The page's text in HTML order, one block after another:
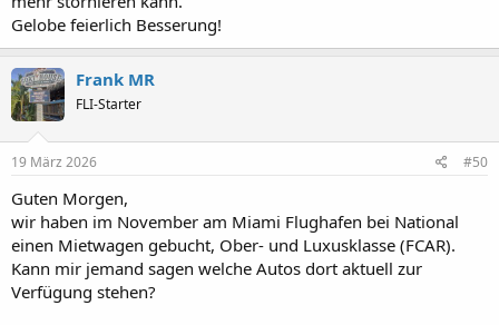
Gelobe feierlich Besserung!
Frank MR
FLI-Starter
19 März 2026 #50
Guten Morgen,
wir haben im November am Miami Flughafen bei National
einen Mietwagen gebucht, Ober- und Luxusklasse (FCAR).
Kann mir jemand sagen welche Autos dort aktuell zur
Verfügung stehen?